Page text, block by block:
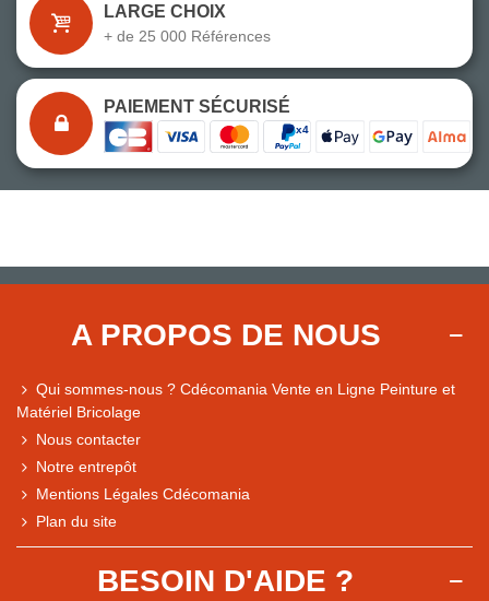
LARGE CHOIX
+ de 25 000 Références
PAIEMENT SÉCURISÉ
A PROPOS DE NOUS
Qui sommes-nous ? Cdécomania Vente en Ligne Peinture et
Matériel Bricolage
Nous contacter
Notre entrepôt
Mentions Légales Cdécomania
Plan du site
BESOIN D'AIDE ?